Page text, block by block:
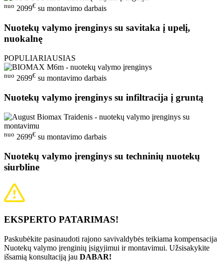
nuo 2099€ su montavimo darbais
Nuotekų valymo įrenginys su savitaka į upelį,
nuokalnę
POPULIARIAUSIAS
nuo 2699€ su montavimo darbais
Nuotekų valymo įrenginys su infiltracija į gruntą
nuo 2699€ su montavimo darbais
Nuotekų valymo įrenginys su techninių nuotekų
siurbline
EKSPERTO PATARIMAS!
Paskubėkite pasinaudoti rajono savivaldybės teikiama kompensacija
Nuotekų valymo įrenginių įsigyjimui ir montavimui. Užsisakykite
išsamią konsultaciją jau DABAR!